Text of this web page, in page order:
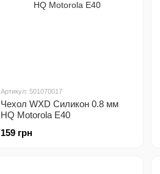
Артикул: 501070017
Чехол WXD Силикон 0.8 мм
HQ Motorola E40
159 грн